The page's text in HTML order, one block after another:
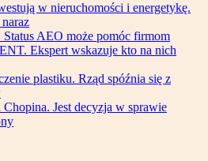
w nieruchomości i energetykę.
Status AEO może pomóc firmom
Ekspert wskazuje kto na nich
plastiku. Rząd spóźnia się z
Jest decyzja w sprawie